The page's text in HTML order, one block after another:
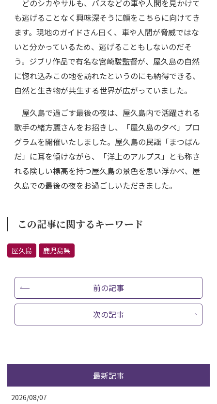
どのシカやサルも、バスなどの車や人間を見かけて
も逃げることなく興味深そうに顔をこちらに向けてき
ます。現地のガイドさん曰く、車や人間が脅威ではな
いと分かっているため、逃げることもしないのだそ
う。ジブリ作品で有名な宮崎駿監督が、屋久島の自然
に惚れ込みこの地を訪れたというのにも納得できる、
自然と生き物が共生する世界が広がっていました。
屋久島で過ごす最後の夜は、屋久島内で活躍される
歌手の緒方麗さんをお招きし、「屋久島の夕べ」プロ
グラムを開催いたしました。屋久島の民謡「まつばん
だ」に耳を傾けながら、「洋上のアルプス」とも称さ
れる険しい標高を持つ屋久島の景色を思い浮かべ、屋
久島での最後の夜をお過ごしいただきました。
この記事に関するキーワード
屋久島 鹿児島県
前の記事
次の記事
最新記事
2026/08/07